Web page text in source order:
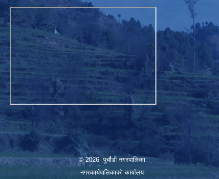
© 2026 पुर्चौडी नगरपालिका
नगरकार्यपालिकाकाे कार्यालय